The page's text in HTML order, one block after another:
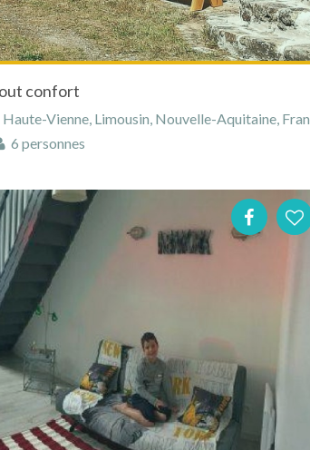
confort
Vienne, Limousin, Nouvelle-Aquitaine, France
6 personnes